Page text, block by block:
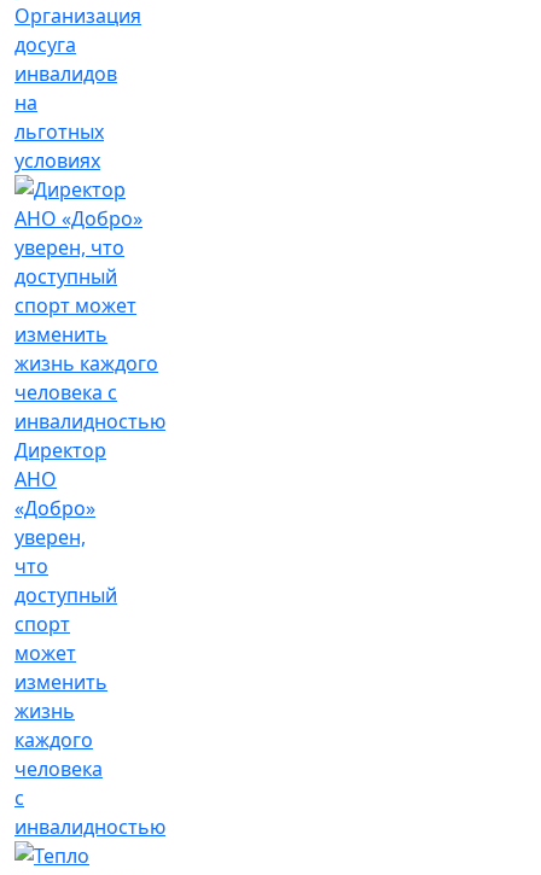
Организация
досуга
инвалидов
на
льготных
условиях
Директор
АНО
«Добро»
уверен,
что
доступный
спорт
может
изменить
жизнь
каждого
человека
с
инвалидностью